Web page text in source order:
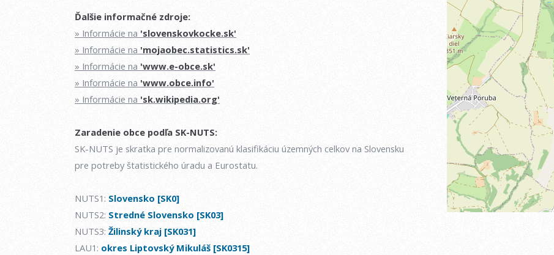
Ďalšie informačné zdroje:
» Informácie na 'slovenskovkocke.sk'
» Informácie na 'mojaobec.statistics.sk'
» Informácie na 'www.e-obce.sk'
» Informácie na 'www.obce.info'
» Informácie na 'sk.wikipedia.org'
Zaradenie obce podľa SK-NUTS:
SK-NUTS je skratka pre normalizovanú klasifikáciu územných celkov na Slovensku
pre potreby štatistického úradu a Eurostatu.
NUTS1: Slovensko [SK0]
NUTS2: Stredné Slovensko [SK03]
NUTS3: Žilinský kraj [SK031]
LAU1: okres Liptovský Mikuláš [SK0315]